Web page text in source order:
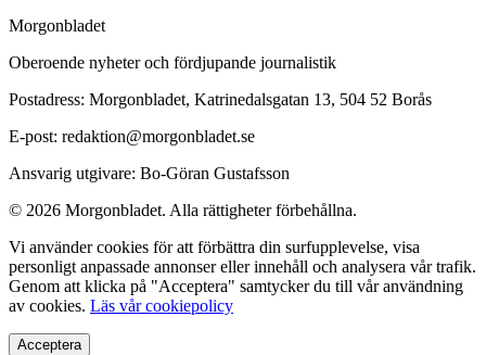
Morgonbladet
Oberoende nyheter och fördjupande journalistik
Postadress: Morgonbladet, Katrinedalsgatan 13, 504 52 Borås
E-post: redaktion@morgonbladet.se
Ansvarig utgivare: Bo-Göran Gustafsson
© 2026 Morgonbladet. Alla rättigheter förbehållna.
Vi använder cookies för att förbättra din surfupplevelse, visa
personligt anpassade annonser eller innehåll och analysera vår trafik.
Genom att klicka på "Acceptera" samtycker du till vår användning
av cookies. Läs vår cookiepolicy
Acceptera